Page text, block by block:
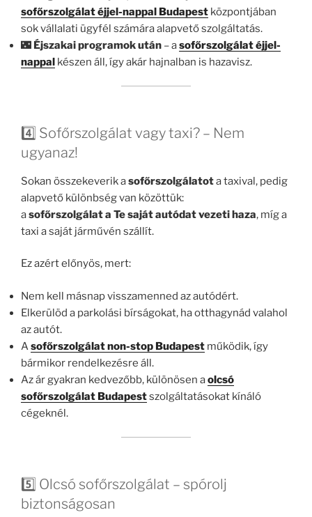
sofőrszolgálat éjjel-nappal Budapest központjában
sok vállalati ügyfél számára alapvető szolgáltatás.
🌃 Éjszakai programok után – asofőrszolgálat éjjel-
nappal készen áll, így akár hajnalban is hazavisz.
4️⃣ Sofőrszolgálat vagy taxi? – Nem
ugyanaz!
Sokan összekeverik asofőrszolgálatota taxival, pedig
alapvető különbség van közöttük:
asofőrszolgálata Te saját autódat vezeti haza, míg a
taxi a saját járművén szállít.
Ez azért előnyös, mert:
Nem kell másnap visszamenned az autódért.
Elkerülöd a parkolási bírságokat, ha otthagynád valahol
az autót.
Asofőrszolgálat non-stop Budapest működik, így
bármikor rendelkezésre áll.
Az ár gyakran kedvezőbb, különösen aolcsó
sofőrszolgálat Budapestszolgáltatásokat kínáló
cégeknél.
5️⃣ Olcsó sofőrszolgálat – spórolj
biztonságosan